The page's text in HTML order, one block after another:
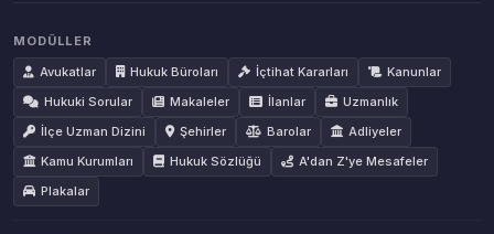
MODÜLLER
Avukatlar
Hukuk Büroları İçtihat Kararları
Kanunlar
Hukuki Sorular
Makaleler İlanlar
Uzmanlık
İlçe Uzman Dizini
Şehirler Barolar
Adliyeler
Kamu Kurumları
Hukuk Sözlüğü
A'dan Z'ye Mesafeler
Plakalar